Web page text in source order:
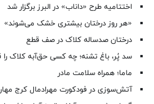
اختتامیه طرح «داناب» در البرز برگزار شد
«هر روز درختان بیشتری خشک می‌شوند»
درختان صدساله کلاک در صف قطع
سد پُر، باغ تشنه؛ چه کسی حق‌آبه کلاک را
ماما؛ همراه سلامت مادر
آتش‌سوزی در فودکورت مهرادمال کرج